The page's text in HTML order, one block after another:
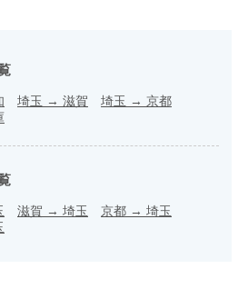
埼玉 → 滋賀 埼玉 → 京都
滋賀 → 埼玉 京都 → 埼玉